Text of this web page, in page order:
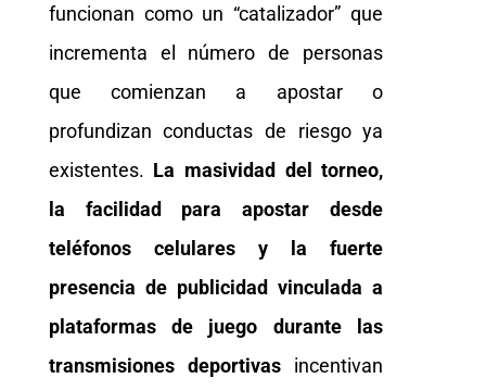
funcionan como un “catalizador” que
incrementa el número de personas
que comienzan a apostar o
profundizan conductas de riesgo ya
existentes. La masividad del torneo,
la facilidad para apostar desde
teléfonos celulares y la fuerte
presencia de publicidad vinculada a
plataformas de juego durante las
transmisiones deportivas incentivan